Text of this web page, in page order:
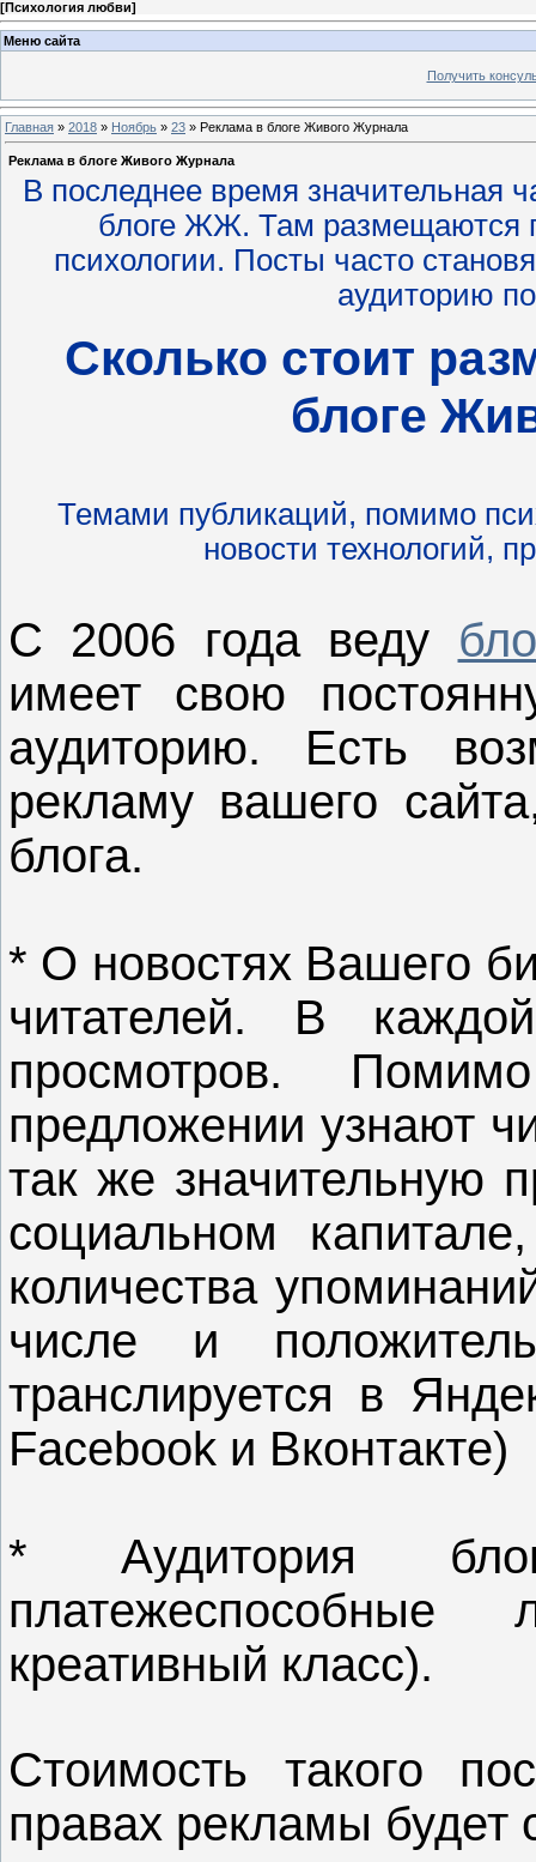
[Психология любви]
Меню сайта
Получить
Главная » 2018 » Ноябрь » 23 » Реклама в блоге Живого Журнала
Реклама в блоге Живого Журнала
В последнее время значительная
блоге ЖЖ. Там размещаются
психологии. Посты часто
аудиторию
Сколько стоит
блоге
Темами публикаций, помимо
новости технологий,
С 2006 года веду
имеет свою
аудиторию. Есть
рекламу вашего
блога.
* О новостях Вашего
читателей. В
просмотров.
предложении узнают
так же значительную
социальном
количества
числе и
транслируется в
Facebook и Вконтакте)
* Аудитория
креативный класс).
Стоимость такого
правах рекламы будет